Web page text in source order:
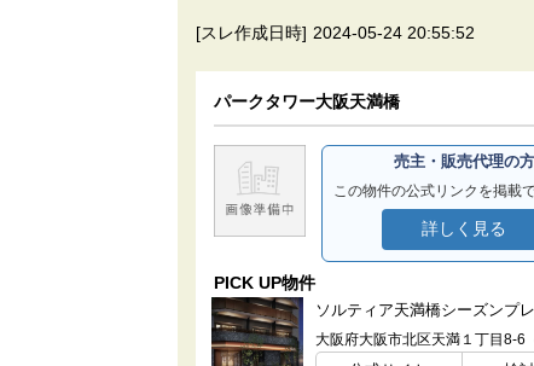
[スレ作成日時] 2024-05-24 20:55:52
パークタワー大阪天満橋
売主・販売代理の方
この物件の公式リンクを掲載で
詳しく見る
PICK UP物件
ソルティア天満橋シーズンプ
大阪府大阪市北区天満１丁目8-6